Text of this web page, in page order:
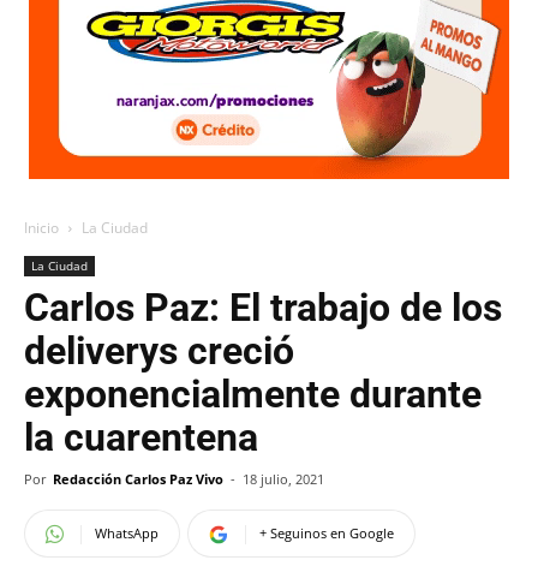
Inicio La Ciudad
La Ciudad
Carlos Paz: El trabajo de los
deliverys creció
exponencialmente durante
la cuarentena
Por Redacción Carlos Paz Vivo - 18 julio, 2021
WhatsApp + Seguinos en Google